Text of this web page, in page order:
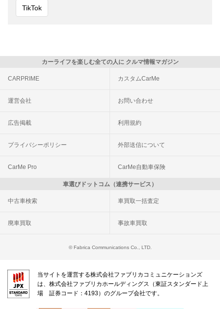
TikTok
カーライフを楽しむ全ての人に クルマ情報マガジン
CARPRIME カスタムCarMe
運営会社 お問い合わせ
広告掲載 利用規約
プライバシーポリシー 外部送信について
CarMe Pro CarMe自動車保険
車選びドットコム（連携サービス）
中古車検索 車買取一括査定
廃車買取 事故車買取
© Fabrica Communications Co., LTD.
当サイトを運営する株式会社ファブリカコミュニケーションズ
は、株式会社ファブリカホールディングス（東証スタンダード上
場 証券コード：4193）のグループ会社です。